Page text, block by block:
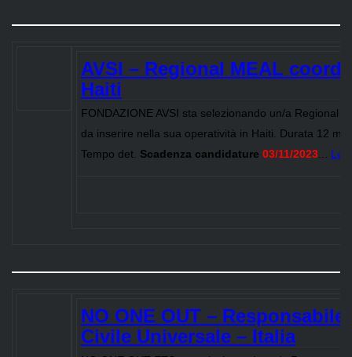
AVSI – Regional MEAL
Haiti
FONDAZIONE AVSI sta selezionando un/a Regional
da inserire nella sua operatività in Haiti. Durata 12
Tempo det. Scadenza candidature 03/11/2023...
NO ONE OUT –
Civile Universale – Italia